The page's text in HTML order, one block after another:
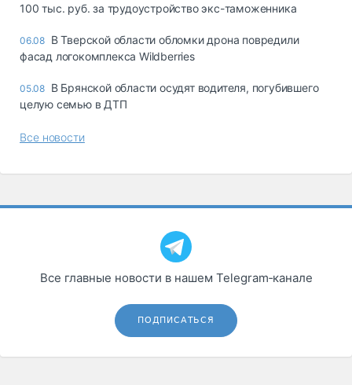
100 тыс. руб. за трудоустройство экс-таможенника
06.08 В Тверской области обломки дрона повредили
фасад логокомплекса Wildberries
05.08 В Брянской области осудят водителя, погубившего
целую семью в ДТП
Все новости
Все главные новости в нашем Telegram‑канале
ПОДПИСАТЬСЯ